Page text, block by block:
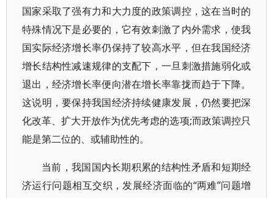
国家采取了强有力和大力度的政策调控，这在当时的
特殊情况下是必要的，它有效刺激了内外需求，使我
国实际经济增长率仍保持了较高水平，但在我国经济
增长结构性减速规律的支配下，一旦刺激措施弱化或
退出，经济增长率便向潜在增长率靠拢而趋于下降。
这说明，要保持我国经济持续健康发展，仍然要把深
化改革、扩大开放作为优先考虑的选项;而政策调控只
能是第二位的、或辅助性的。
当前，我国国内长期积累的结构性矛盾和短期经
济运行问题相互交织，发展经济面临的“两难”问题增